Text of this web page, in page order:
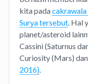
kita pada
Surya tersebut. Hal
planet/asteroid
Cassini (Saturnus
Curiosity (Mars) dan
2016).